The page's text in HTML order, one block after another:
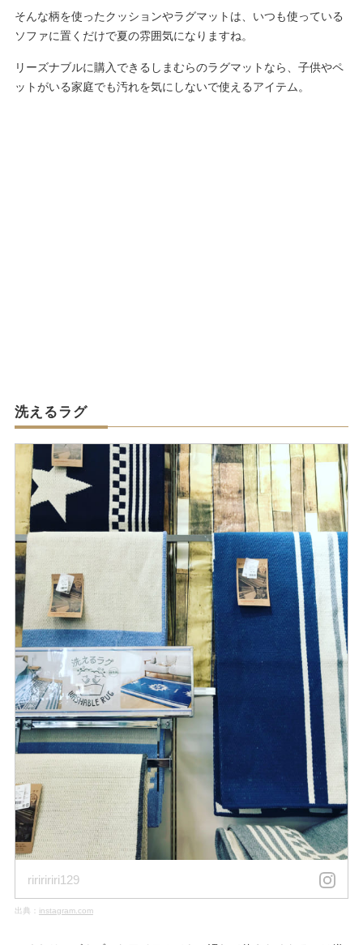
そんな柄を使ったクッションやラグマットは、いつも使っている
ソファに置くだけで夏の雰囲気になりますね。
リーズナブルに購入できるしまむらのラグマットなら、子供やペ
ットがいる家庭でも汚れを気にしないで使えるアイテム。
洗えるラグ
ririririri129
出典： instagram.com